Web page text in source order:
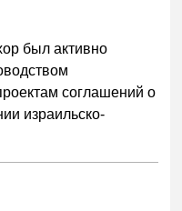
был активно
соглашений о
израильско-